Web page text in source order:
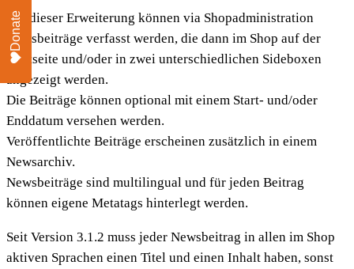
Mit dieser Erweiterung können via Shopadministration
Newsbeiträge verfasst werden, die dann im Shop auf der
Startseite und/oder in zwei unterschiedlichen Sideboxen
angezeigt werden.
Die Beiträge können optional mit einem Start- und/oder
Enddatum versehen werden.
Veröffentlichte Beiträge erscheinen zusätzlich in einem
Newsarchiv.
Newsbeiträge sind multilingual und für jeden Beitrag
können eigene Metatags hinterlegt werden.
Seit Version 3.1.2 muss jeder Newsbeitrag in allen im Shop
aktiven Sprachen einen Titel und einen Inhalt haben, sonst
Donate